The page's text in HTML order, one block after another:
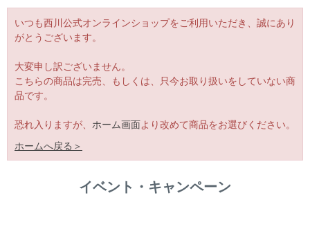
いつも西川公式オンラインショップをご利用いただき、誠にあり
がとうございます。
大変申し訳ございません。
こちらの商品は完売、もしくは、只今お取り扱いをしていない商
品です。
恐れ入りますが、 ホーム画面より改めて商品をお選びください。
ホームへ戻る＞
イベント・キャンペーン